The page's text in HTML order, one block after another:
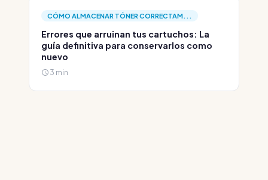
CÓMO ALMACENAR TÓNER CORRECTAM...
Errores que arruinan tus cartuchos: La
guía definitiva para conservarlos como
nuevo
3 min